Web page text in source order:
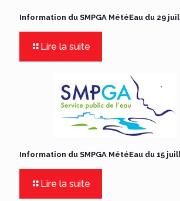
Information du SMPGA MétéEau du 29
Lire la suite
Information du SMPGA MétéEau du 15
Lire la suite